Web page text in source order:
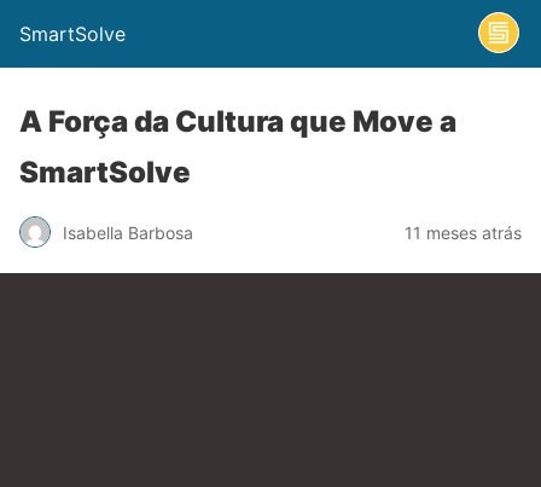
SmartSolve
A Força da Cultura que Move a
SmartSolve
Isabella Barbosa 11 meses atrás